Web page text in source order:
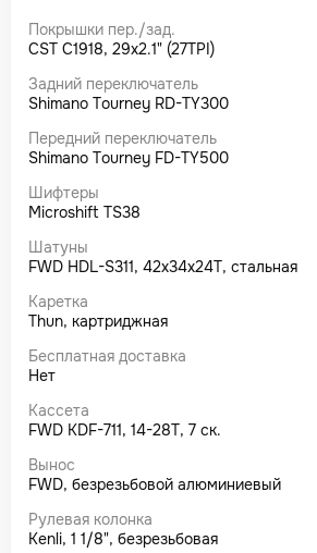
Покрышки пер./зад.
CST C1918, 29x2.1" (27TPI)
Задний переключатель
Shimano Tourney RD-TY300
Передний переключатель
Shimano Tourney FD-TY500
Шифтеры
Microshift TS38
Шатуны
FWD HDL-S311, 42x34x24T, стальная
Каретка
Thun, картриджная
Бесплатная доставка
Нет
Кассета
FWD KDF-711, 14-28T, 7 ск.
Вынос
FWD, безрезьбовой алюминиевый
Рулевая колонка
Kenli, 1 1/8", безрезьбовая